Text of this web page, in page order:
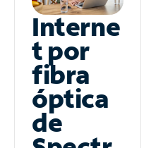
Interne
t por
fibra
óptica
de